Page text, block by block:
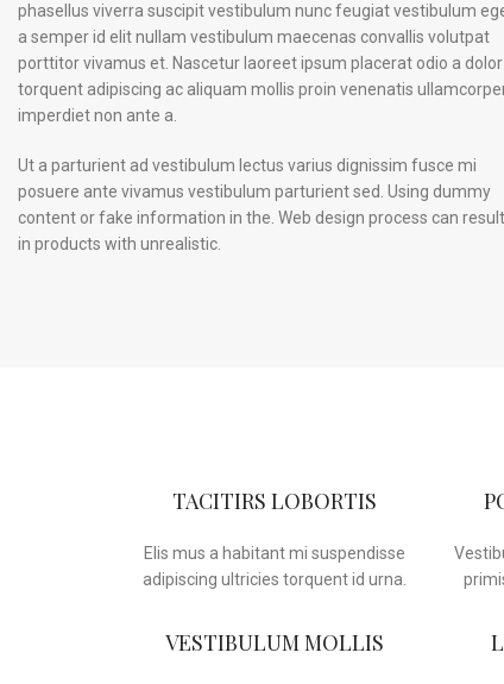
phasellus viverra suscipit vestibulum nunc feugiat vestibulum
a semper id elit nullam vestibulum maecenas convallis volutpat
porttitor vivamus et. Nascetur laoreet ipsum placerat odio a dolor
torquent adipiscing ac aliquam mollis proin venenatis
imperdiet non ante a.
Ut a parturient ad vestibulum lectus varius dignissim fusce mi
posuere ante vivamus vestibulum parturient sed. Using dummy
content or fake information in the. Web design process can result
in products with unrealistic.
TACITIRS LOBORTIS
Elis mus a habitant mi suspendisse
adipiscing ultricies torquent id urna.
VESTIBULUM MOLLIS